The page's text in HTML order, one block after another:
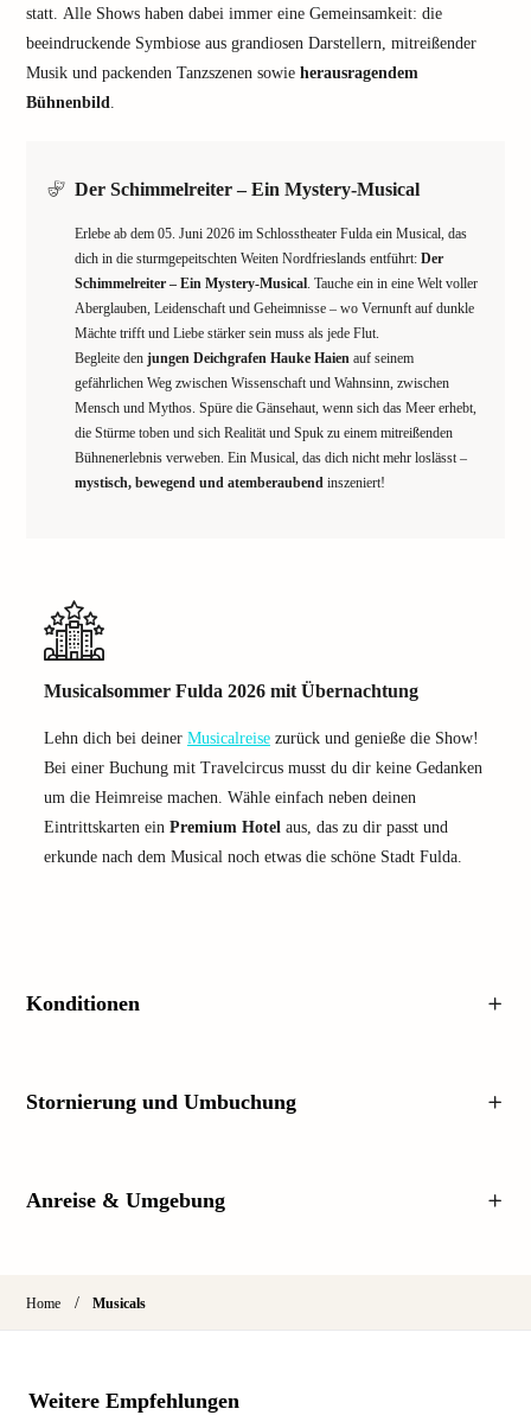
statt. Alle Shows haben dabei immer eine Gemeinsamkeit: die
beeindruckende Symbiose aus grandiosen Darstellern, mitreißender
Musik und packenden Tanzszenen sowie herausragendem
Bühnenbild.
Der Schimmelreiter – Ein Mystery-Musical
Erlebe ab dem 05. Juni 2026 im Schlosstheater Fulda ein Musical, das
dich in die sturmgepeitschten Weiten Nordfrieslands entführt: Der
Schimmelreiter – Ein Mystery-Musical. Tauche ein in eine Welt voller
Aberglauben, Leidenschaft und Geheimnisse – wo Vernunft auf dunkle
Mächte trifft und Liebe stärker sein muss als jede Flut.
Begleite den jungen Deichgrafen Hauke Haien auf seinem
gefährlichen Weg zwischen Wissenschaft und Wahnsinn, zwischen
Mensch und Mythos. Spüre die Gänsehaut, wenn sich das Meer erhebt,
die Stürme toben und sich Realität und Spuk zu einem mitreißenden
Bühnenerlebnis verweben. Ein Musical, das dich nicht mehr loslässt –
mystisch, bewegend und atemberaubend inszeniert!
Musicalsommer Fulda 2026 mit Übernachtung
Lehn dich bei deiner Musicalreise zurück und genieße die Show!
Bei einer Buchung mit Travelcircus musst du dir keine Gedanken
um die Heimreise machen. Wähle einfach neben deinen
Eintrittskarten ein Premium Hotel aus, das zu dir passt und
erkunde nach dem Musical noch etwas die schöne Stadt Fulda.
Konditionen
Stornierung und Umbuchung
Anreise & Umgebung
Home / Musicals
Weitere Empfehlungen